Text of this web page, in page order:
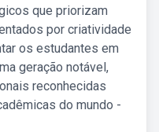
que priorizam
por criatividade
os estudantes em
geração notável,
reconhecidas
do mundo -